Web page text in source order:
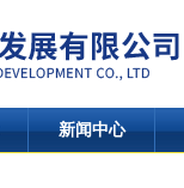
新闻中心